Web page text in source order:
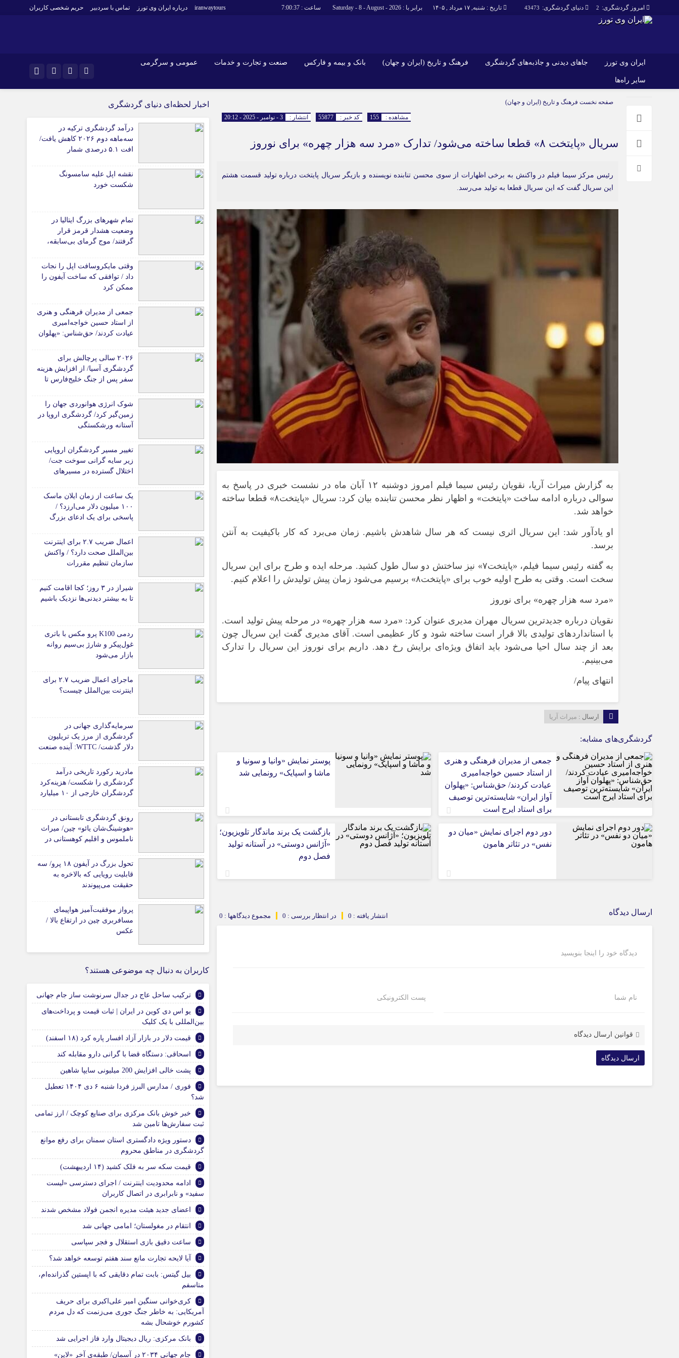
دنیای گردشگری: 43473 امروز گردشگری: 2 تاریخ : شنبه, ۱۷ مرداد , ۱۴۰۵ برابر با : Saturday - 8 - August - 2026 ساعت : 7:00:37
iranwaytours درباره ایران وی تورز تماس با سردبیر حریم شخصی کاربران
ایران وی تورز جاهای دیدنی و جاذبه‌های گردشگری فرهنگ و تاریخ (ایران و جهان) بانک و بیمه و فارکس صنعت و تجارت و خدمات عمومی و سرگرمی
سایر راه‌ها
اینستاگرام
شرایط بازنشر محتوا در ایران وی تورز
ایران سفر تور
جاهای دیدنی و جاذبه‌های
گردشگری
راهنمای سفر (تورها و هتل‌ها و
غذا و رستوران
گزارش‌های خبری میراث فرهنگی
ارزدیجیتال
صنعت و تجارت و خدمات
اقتصاد گردشگری
خودرو
عمومی و سرگرمی سایر راه‌ها
صفحه نخست فرهنگ و تاریخ (ایران و جهان)
انتشار : 3 - نوامبر - 2025 - 20:12 کد خبر : 55877 مشاهده : 155
سریال «پایتخت ۸» قطعا ساخته می‌شود/ تدارک «مرد سه هزار چهره» برای نوروز
رئیس مرکز سیما فیلم در واکنش به برخی اظهارات از سوی محسن تنابنده نویسنده و بازیگر سریال پایتخت درباره تولید قسمت هشتم
این سریال گفت که این سریال قطعا به تولید می‌رسد.
به گزارش میراث آریا، نقویان رئیس سیما فیلم امروز دوشنبه ۱۲ آبان ماه در نشست خبری در پاسخ به
سوالی درباره ادامه ساخت «پایتخت» و اظهار نظر محسن تنابنده بیان کرد: سریال «پایتخت۸» قطعا ساخته
خواهد شد.
او یادآور شد: این سریال اثری نیست که هر سال شاهدش باشیم. زمان می‌برد که کار باکیفیت به آنتن
برسد.
به گفته رئیس سیما فیلم، «پایتخت۷» نیز ساختش دو سال طول کشید. مرحله ایده و طرح برای این سریال
سخت است. وقتی به طرح اولیه خوب برای «پایتخت۸» برسیم می‌شود زمان پیش تولیدش را اعلام کنیم.
«مرد سه هزار چهره» برای نوروز
نقویان درباره جدیدترین سریال مهران مدیری عنوان کرد: «مرد سه هزار چهره» در مرحله پیش تولید است.
با استانداردهای تولیدی بالا قرار است ساخته شود و کار عظیمی است. آقای مدیری گفت این سریال چون
بعد از چند سال احیا می‌شود باید اتفاق ویژه‌ای برایش رخ دهد. داریم برای نوروز این سریال را تدارک
می‌بینیم.
انتهای پیام/
ارسال : میراث آریا
گردشگری‌های مشابه:
جمعی از مدیران فرهنگی و هنری
از استاد حسین خواجه‌امیری
عیادت کردند/ حق‌شناس: «پهلوان
آواز ایران» شایسته‌ترین توصیف
برای استاد ایرج است
پوستر نمایش «وانیا و سونیا و
ماشا و اسپایک» رونمایی شد
دور دوم اجرای نمایش «میان دو
نفس» در تئاتر هامون
بازگشت یک برند ماندگار تلویزیون؛
«آژانس دوستی» در آستانه تولید
فصل دوم
ارسال دیدگاه مجموع دیدگاهها : 0 در انتظار بررسی : 0 انتشار یافته : 0
دیدگاه خود را اینجا بنویسید
نام شما پست الکترونیکی
قوانین ارسال دیدگاه
اخبار لحظه‌ای دنیای گردشگری
درآمد گردشگری ترکیه در
سه‌ماهه دوم ۲۰۲۶ کاهش یافت/
افت ۵.۱ درصدی شمار
هزینه‌کرد
نقشه اپل علیه سامسونگ
شکست خورد
تمام شهرهای بزرگ ایتالیا در
وضعیت هشدار قرمز قرار
گرفتند/ موج گرمای بی‌سابقه،
را تحت فشار قرار داد
وقتی مایکروسافت اپل را نجات
داد / توافقی که ساخت آیفون را
ممکن کرد
جمعی از مدیران فرهنگی و هنری
از استاد حسین خواجه‌امیری
عیادت کردند/ حق‌شناس: «پهلوان
برای استاد ایرج است
۲۰۲۶ سالی پرچالش برای
گردشگری آسیا/ از افزایش هزینه
سفر پس از جنگ خلیج‌فارس تا
شوک انرژی هوانوردی جهان را
زمین‌گیر کرد/ گردشگری اروپا در
آستانه ورشکستگی
تغییر مسیر گردشگران اروپایی
زیر سایه گرانی سوخت جت/
اختلال گسترده در مسیرهای
یک ساعت از زمان ایلان ماسک
۱۰۰ میلیون دلار می‌ارزد؟ /
پاسخی برای یک ادعای بزرگ
اعمال ضریب ۲.۷ برای اینترنت
بین‌الملل صحت دارد؟ / واکنش
سازمان تنظیم مقررات
شیراز در ۳ روز؛ کجا اقامت کنیم
تا به بیشتر دیدنی‌ها نزدیک باشیم
ردمی K100 پرو مکس با باتری
غول‌پیکر و شارژ بی‌سیم روانه
بازار می‌شود
ماجرای اعمال ضریب ۲.۷ برای
اینترنت بین‌الملل چیست؟
سرمایه‌گذاری جهانی در
گردشگری از مرز یک تریلیون
دلار گذشت/ WTTC: آینده صنعت
جهانی تضمین می‌شود
مادرید رکورد تاریخی درآمد
گردشگری را شکست/ هزینه‌کرد
گردشگران خارجی از ۱۰ میلیارد
رونق گردشگری تابستانی در
«هوشینگ‌شان یائو» چین/ میراث
ناملموس و اقلیم کوهستانی در
تحول بزرگ در آیفون ۱۸ پرو/ سه
قابلیت رویایی که بالاخره به
حقیقت می‌پیوندند
پرواز موفقیت‌آمیز هواپیمای
مسافربری چین در ارتفاع بالا /
عکس
کاربران به دنبال چه موضوعی هستند؟
ترکیب ساحل عاج در جدال سرنوشت ساز جام جهانی
یو اس دی کوین در ایران | ثبات قیمت و پرداخت‌های
بین‌المللی با یک کلیک
قیمت دلار در بازار آزاد افسار پاره کرد (۱۸ اسفند)
اسحاقی: دستگاه قضا با گرانی دارو مقابله کند
پشت خالی افزایش 200 میلیونی سایپا شاهین
فوری / مدارس البرز فردا شنبه ۶ دی ۱۴۰۴ تعطیل
شد؟
خبر خوش بانک مرکزی برای صنایع کوچک / ارز تمامی
ثبت سفارش‌ها تامین شد
دستور ویژه دادگستری استان سمنان برای رفع موانع
گردشگری در مناطق محروم
قیمت سکه سر به فلک کشید (۱۴ اردیبهشت)
ادامه محدودیت اینترنت / اجرای دسترسی «لیست
سفید» و نابرابری در اتصال کاربران
اعضای جدید هیئت مدیره انجمن فولاد مشخص شدند
انتقام در مغولستان؛ امامی جهانی شد
ساعت دقیق بازی استقلال و فجر سپاسی
آیا لایحه تجارت مانع سند هفتم توسعه خواهد شد؟
بیل گیتس: بابت تمام دقایقی که با اپستین گذرانده‌ام،
متاسفم
کری‌خوانی سنگین امیر علی‌اکبری برای حریف
آمریکایی: به خاطر جنگ جوری می‌زنمت که دل مردم
کشورم خوشحال بشه
بانک مرکزی: ریال دیجیتال وارد فاز اجرایی شد
جام جهانی ۲۰۳۴ در آسمان/ طبقه‌ی آخر «لاین»